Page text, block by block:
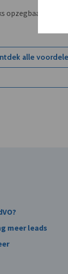
opzegbaar
alle
meer leads